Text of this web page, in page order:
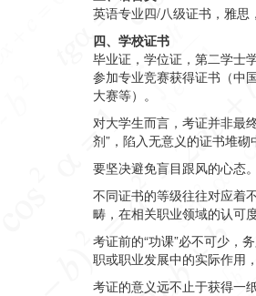
英语专业四/八级证书， 雅思
四、学校证书
毕业证， 学位证，第二学士
参加专业竞赛获得证书（中
大赛等）。
对大学生而言，考证并非最
剂”，陷入无意义的证书堆砌
要坚决避免盲目跟风的心态
不同证书的等级往往对应着
畴，在相关职业领域的认可
考证前的“功课”必不可少，
职或职业发展中的实际作用
考证的意义远不止于获得一